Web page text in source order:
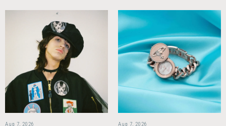
Aug 7, 2026 Aug 7, 2026